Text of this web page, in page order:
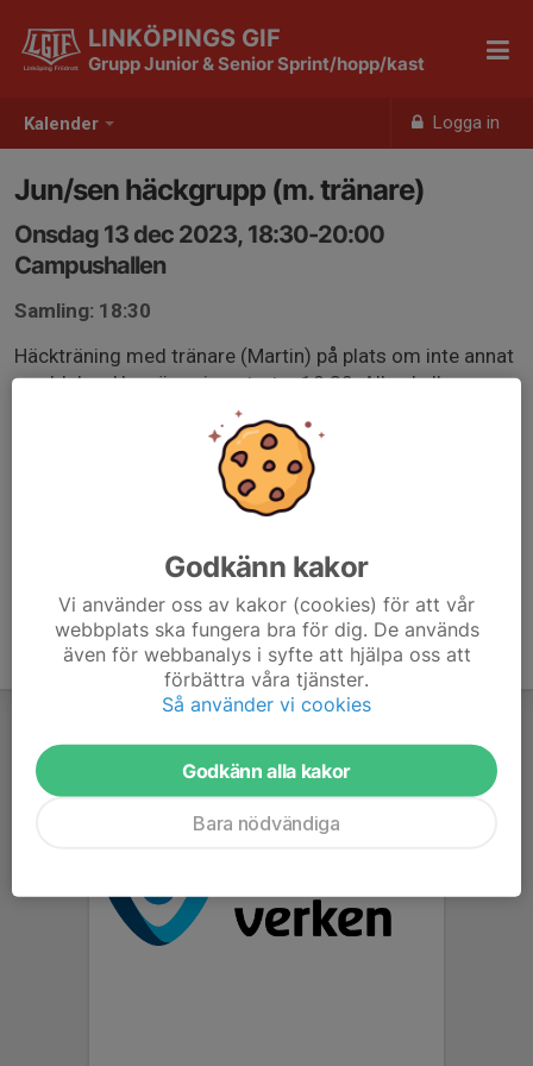
Kalender Logga in
LINKÖPINGS GIF
Grupp Junior & Senior Sprint/hopp/kast
Jun/sen häckgrupp (m. tränare)
Onsdag 13 dec 2023, 18:30-20:00
Campushallen
Samling: 18:30
Häckträning med tränare (Martin) på plats om inte annat
meddelas. Uppvärmning startar 18:30. Alla skall vara
klara med uppvärmning senast 19:00.
Godkänn kakor
Vi använder oss av kakor (cookies) för att vår
webbplats ska fungera bra för dig. De används
även för webbanalys i syfte att hjälpa oss att
förbättra våra tjänster.
Så använder vi cookies
Godkänn alla kakor
Bara nödvändiga